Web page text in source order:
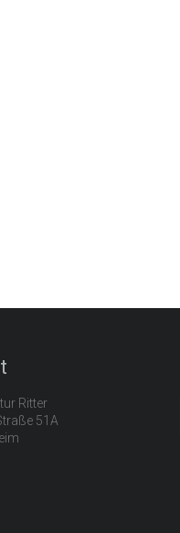
Ritter
51A